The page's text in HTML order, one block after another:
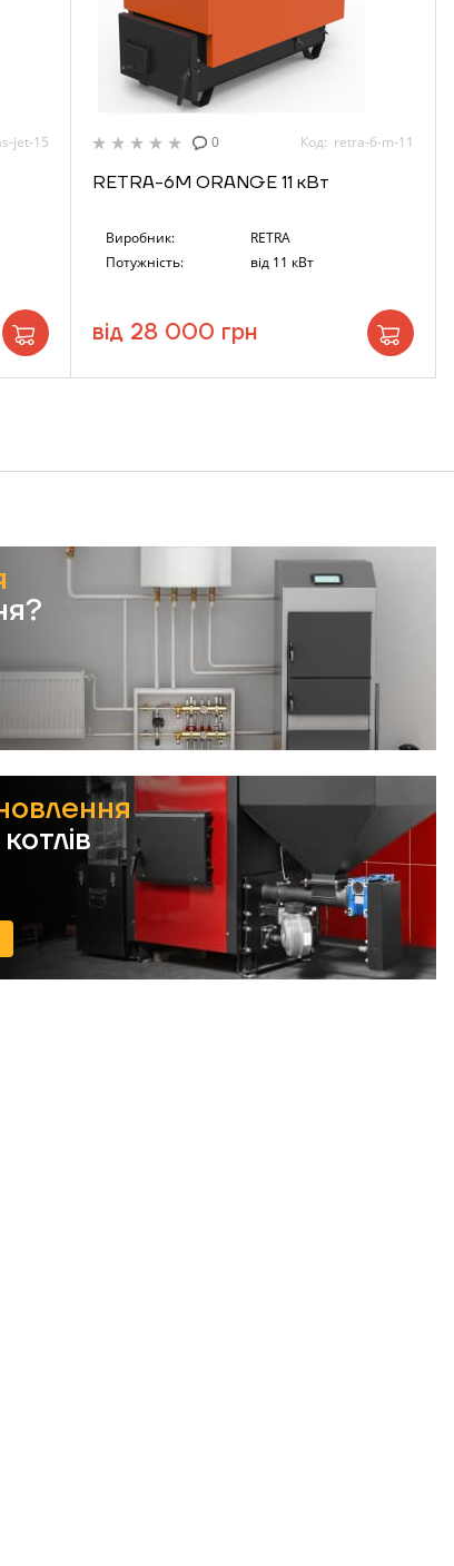
jet-15 0 Код: retra-6-m-11
RETRA-6М ORANGE 11 кВт
Виробник:
RETRA
Потужність:
від 11 кВт
від 28 000 грн